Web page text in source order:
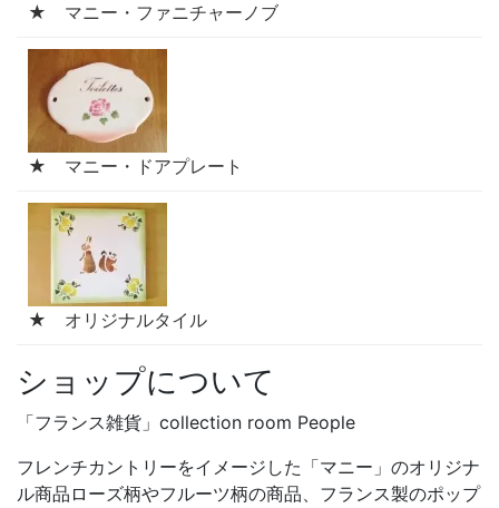
★ マニー・ファニチャーノブ
★ マニー・ドアプレート
★ オリジナルタイル
ショップについて
「フランス雑貨」collection room People
フレンチカントリーをイメージした「マニー」のオリジナ
ル商品ローズ柄やフルーツ柄の商品、フランス製のポップ